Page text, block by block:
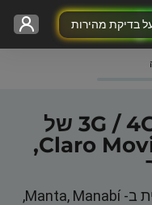
בדיקת מהירות
מפת הכיסוי 3G / 4G / 5G של
Claro Movil Manta, Manabí,
Claro Movil רשת נתונים סלולרית ב- Manta, Manabí,